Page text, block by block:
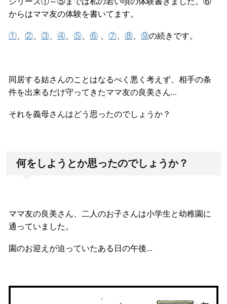
からはママ友の体験を書いてます。
①、 ②、 ③、 ④、 ⑤、 ⑥ 、 ⑦、 ⑧、 ⑨の続きです。
同居する姑さんのことはなるべく悪く考えず、相手の条
件を出来るだけ守ってきたママ友の良美さん…
それを義母さんはどう思ったのでしょうか？
何をしようとか思ったのでしょうか？
ママ友の良美さん、二人のお子さんは小学生と幼稚園に
通っていました。
園のお迎えが迫っていたある日の午後…